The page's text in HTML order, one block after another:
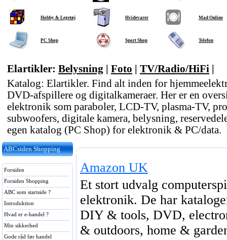
Hobby & Legetøj Hvidevarer Mad Online
PC Shop Sport Shop Telefon
Elartikler: Belysning Foto TV/Radio/HiFi
Katalog: Elartikler. Find alt inden for
DVD-afspillere og digitalkameraer. Her er en
elektronik som paraboler, LCD-TV, plasma-TV,
subwoofers, digitale kamera, belysning,
egen katalog (PC Shop) for elektronik & PC/data.
ABCsiden Shopping
Forsiden
Forsiden Shopping
ABC som startside ?
Introduktion
Hvad er e-handel ?
Min sikkerhed
Gode råd før handel
Amazon UK
Et stort udvalg
elektronik. De har
DIY & tools, DVD,
& outdoors, home &